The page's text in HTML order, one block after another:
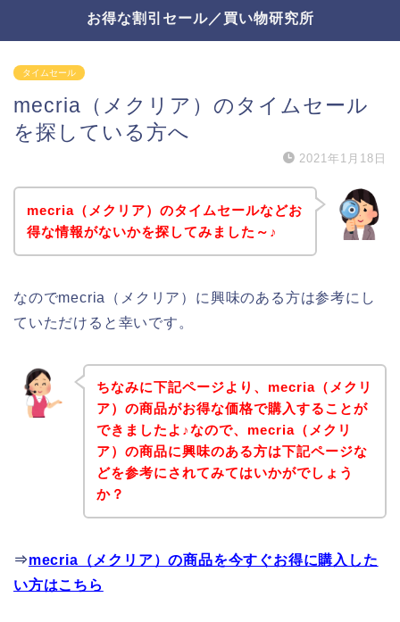
お得な割引セール／買い物研究所
タイムセール
mecria（メクリア）のタイムセール
を探している方へ
2021年1月18日
mecria（メクリア）のタイムセールなどお
得な情報がないかを探してみました～♪
なのでmecria（メクリア）に興味のある方は参考にし
ていただけると幸いです。
ちなみに下記ページより、mecria（メクリ
ア）の商品がお得な価格で購入することが
できましたよ♪なので、mecria（メクリ
ア）の商品に興味のある方は下記ページな
どを参考にされてみてはいかがでしょう
か？
⇒mecria（メクリア）の商品を今すぐお得に購入した
い方はこちら